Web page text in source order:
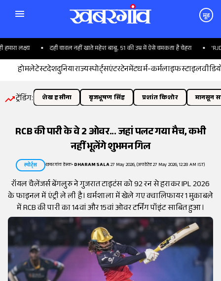
मूड
लक्ष्य दही चावल नहीं खाते महेश बाबू, 51 की उम्र में ऐसे चमकता है चेहरा 'RJD
होमलेटेस्टदेशदुनियाराज्यस्पोर्ट्सएंटरटेनमेंटधर्म-कर्मलाइफस्टाइल
ट्रेंडिंग: शेख हसीना बृजभूषण सिंह प्रशांत किशोर मानसून
RCB की पारी के वे 2 ओवर... जहां पलट गया मैच, कभी
नहीं भूलेंगे शुभमन गिल
स्पोर्ट्स खबरगांव डेस्क•DHARAMSALA27 May 2026, (अपडेटेड 27 May 2026, 12:28 AM IST)
रॉयल चैलेंजर्स बेंगलुरु ने गुजरात टाइटंस को 92 रन से हराकर IPL 2026
के फाइनल में एंट्री ले ली है। धर्मशाला में खेले गए क्वालिफायर 1 मुकाबले
में RCB की पारी का 14वां और 15वां ओवर टर्निंग पॉइंट साबित हुआ।